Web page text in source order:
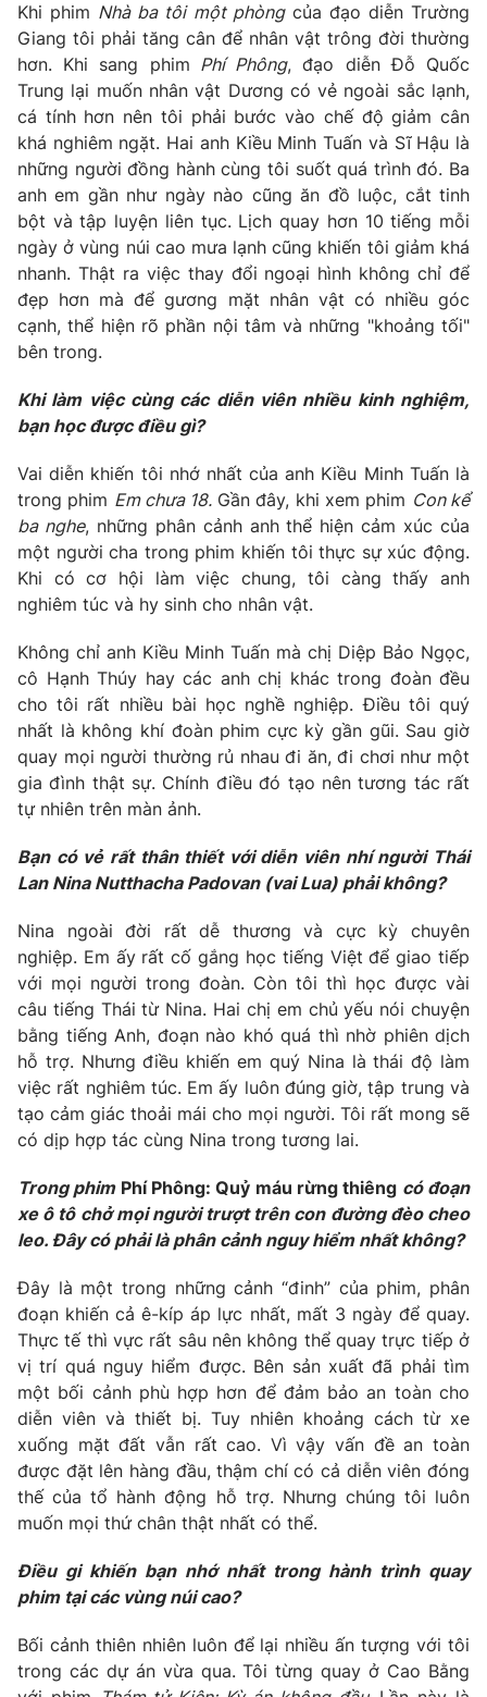
Khi phim Nhà ba tôi một phòngcủa đạo diễn Trường
Giang tôi phải tăng cân để nhân vật trông đời thường
hơn. Khi sang phim Phí Phông, đạo diễn Đỗ Quốc
Trung lại muốn nhân vật Dương có vẻ ngoài sắc lạnh,
cá tính hơn nên tôi phải bước vào chế độ giảm cân
khá nghiêm ngặt. Hai anh Kiều Minh Tuấn và Sĩ Hậu là
những người đồng hành cùng tôi suốt quá trình đó. Ba
anh em gần như ngày nào cũng ăn đồ luộc, cắt tinh
bột và tập luyện liên tục. Lịch quay hơn 10 tiếng mỗi
ngày ở vùng núi cao mưa lạnh cũng khiến tôi giảm khá
nhanh. Thật ra việc thay đổi ngoại hình không chỉ để
đẹp hơn mà để gương mặt nhân vật có nhiều góc
cạnh, thể hiện rõ phần nội tâm và những "khoảng tối"
bên trong.
Khi làm việc cùng các diễn viên nhiều kinh nghiệm,
bạn học được điều gì?
Vai diễn khiến tôi nhớ nhất của anh Kiều Minh Tuấn là
trong phim Em chưa 18. Gần đây, khi xem phim Con kể
ba nghe, những phân cảnh anh thể hiện cảm xúc của
một người cha trong phim khiến tôi thực sự xúc động.
Khi có cơ hội làm việc chung, tôi càng thấy anh
nghiêm túc và hy sinh cho nhân vật.
Không chỉ anh Kiều Minh Tuấn mà chị Diệp Bảo Ngọc,
cô Hạnh Thúy hay các anh chị khác trong đoàn đều
cho tôi rất nhiều bài học nghề nghiệp. Điều tôi quý
nhất là không khí đoàn phim cực kỳ gần gũi. Sau giờ
quay mọi người thường rủ nhau đi ăn, đi chơi như một
gia đình thật sự. Chính điều đó tạo nên tương tác rất
tự nhiên trên màn ảnh.
Bạn có vẻ rất thân thiết với diễn viên nhí người Thái
Lan Nina Nutthacha Padovan (vai Lua) phải không?
Nina ngoài đời rất dễ thương và cực kỳ chuyên
nghiệp. Em ấy rất cố gắng học tiếng Việt để giao tiếp
với mọi người trong đoàn. Còn tôi thì học được vài
câu tiếng Thái từ Nina. Hai chị em chủ yếu nói chuyện
bằng tiếng Anh, đoạn nào khó quá thì nhờ phiên dịch
hỗ trợ. Nhưng điều khiến em quý Nina là thái độ làm
việc rất nghiêm túc. Em ấy luôn đúng giờ, tập trung và
tạo cảm giác thoải mái cho mọi người. Tôi rất mong sẽ
có dịp hợp tác cùng Nina trong tương lai.
Trong phim Phí Phông: Quỷ máu rừng thiêng có đoạn
xe ô tô chở mọi người trượt trên con đường đèo cheo
leo. Đây có phải là phân cảnh nguy hiểm nhất không?
Đây là một trong những cảnh “đinh” của phim, phân
đoạn khiến cả ê-kíp áp lực nhất, mất 3 ngày để quay.
Thực tế thì vực rất sâu nên không thể quay trực tiếp ở
vị trí quá nguy hiểm được. Bên sản xuất đã phải tìm
một bối cảnh phù hợp hơn để đảm bảo an toàn cho
diễn viên và thiết bị. Tuy nhiên khoảng cách từ xe
xuống mặt đất vẫn rất cao. Vì vậy vấn đề an toàn
được đặt lên hàng đầu, thậm chí có cả diễn viên đóng
thế của tổ hành động hỗ trợ. Nhưng chúng tôi luôn
muốn mọi thứ chân thật nhất có thể.
Điều gi khiến bạn nhớ nhất trong hành trình quay
phim tại các vùng núi cao?
Bối cảnh thiên nhiên luôn để lại nhiều ấn tượng với tôi
trong các dự án vừa qua. Tôi từng quay ở Cao Bằng